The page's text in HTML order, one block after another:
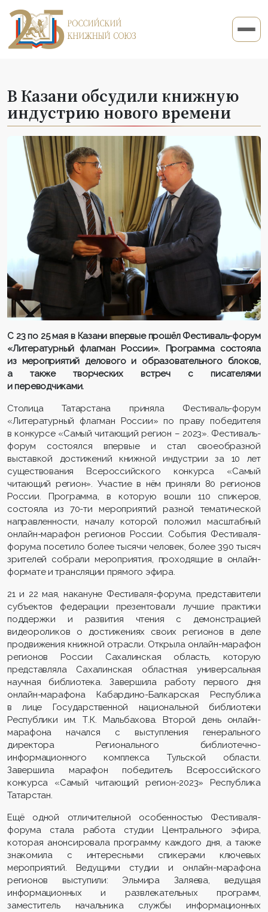
В Казани обсудили книжную
индустрию нового времени
С 23 по 25 мая в Казани впервые прошёл Фестиваль-форум
«Литературный флагман России». Программа состояла
из мероприятий делового и образовательного блоков,
а также творческих встреч с писателями
и переводчиками.
Столица Татарстана приняла Фестиваль-форум
«Литературный флагман России» по праву победителя
в конкурсе «Самый читающий регион – 2023». Фестиваль-
форум состоялся впервые и стал своеобразной
выставкой достижений книжной индустрии за 10 лет
существования Всероссийского конкурса «Самый
читающий регион». Участие в нём приняли 80 регионов
России. Программа, в которую вошли 110 спикеров,
состояла из 70-ти мероприятий разной тематической
направленности, началу которой положил масштабный
онлайн-марафон регионов России. События Фестиваля-
форума посетило более тысячи человек, более 390 тысяч
зрителей собрали мероприятия, проходящие в онлайн-
формате и трансляции прямого эфира.
21 и 22 мая, накануне Фестиваля-форума, представители
субъектов федерации презентовали лучшие практики
поддержки и развития чтения с демонстрацией
видеороликов о достижениях своих регионов в деле
продвижения книжной отрасли. Открыла онлайн-марафон
регионов России Сахалинская область, которую
представляла Сахалинская областная универсальная
научная библиотека. Завершила работу первого дня
онлайн-марафона Кабардино-Балкарская Республика
в лице Государственной национальной библиотеки
Республики им. Т.К. Мальбахова. Второй день онлайн-
марафона начался с выступления генерального
директора Регионального библиотечно-
информационного комплекса Тульской области.
Завершила марафон победитель Всероссийского
конкурса «Самый читающий регион-2023» Республика
Татарстан.
Ещё одной отличительной особенностью Фестиваля-
форума стала работа студии Центрального эфира,
которая анонсировала программу каждого дня, а также
знакомила с интересными спикерами ключевых
мероприятий. Ведущими студии и онлайн-марафона
регионов выступили: Эльмира Заляева, ведущая
информационных и развлекательных программ,
заместитель начальника службы информационных